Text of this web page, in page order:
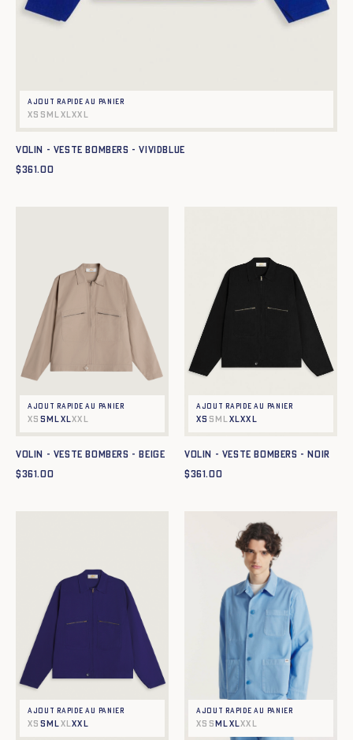
Ajout rapide au panier
XS S M XLXXL
Volin - Veste Bombers - vividblue
$361.00
Ajout rapide au panier
XS S M L XLXXL
Volin - Veste Bombers - BEIGE
$361.00
Ajout rapide au panier
XS S M XLXXL
Volin - Veste Bombers - NOIR
$361.00
Ajout rapide au panier
XS S M L XLXXL
Ajout rapide au panier
XS S M L XLXXL